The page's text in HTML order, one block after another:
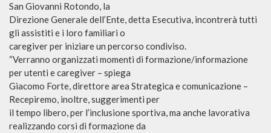
San Giovanni Rotondo, la
Direzione Generale dell’Ente, detta Esecutiva, incontrerà tutti
gli assistiti e i loro familiari o
caregiver per iniziare un percorso condiviso.
“Verranno organizzati momenti di formazione/informazione
per utenti e caregiver – spiega
Giacomo Forte, direttore area Strategica e comunicazione –
Recepiremo, inoltre, suggerimenti per
il tempo libero, per l’inclusione sportiva, ma anche lavorativa
realizzando corsi di formazione da